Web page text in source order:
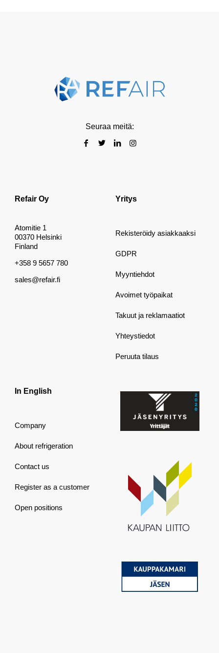
Seuraa meitä:
Refair Oy
Atomitie 1
00370 Helsinki
Finland
+358 9 5657 780
sales@refair.fi
Yritys
Rekisteröidy asiakkaaksi
GDPR
Myyntiehdot
Avoimet työpaikat
Takuut ja reklamaatiot
Yhteystiedot
Peruuta tilaus
In English
Company
About refrigeration
Contact us
Register as a customer
Open positions